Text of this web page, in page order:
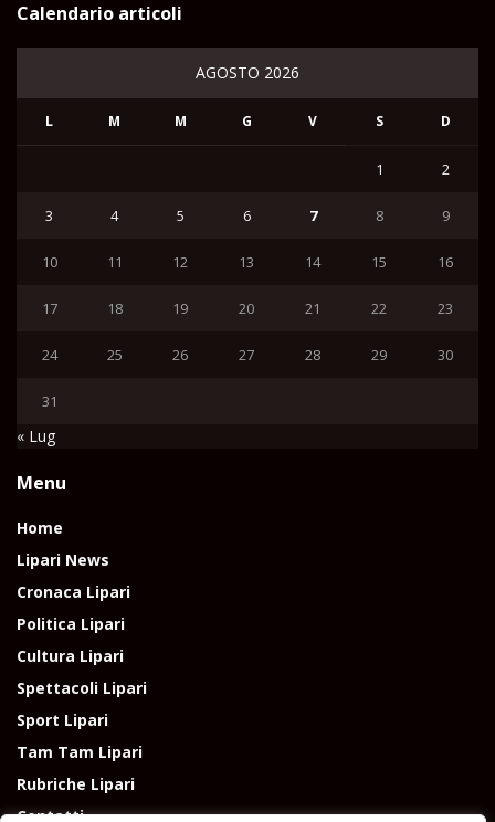
Calendario articoli
AGOSTO 2026
L M M G V S D
1 2
3 4 5 6 7 8 9
10 11 12 13 14 15 16
17 18 19 20 21 22 23
24 25 26 27 28 29 30
31
« Lug
Menu
Home
Lipari News
Cronaca Lipari
Politica Lipari
Cultura Lipari
Spettacoli Lipari
Sport Lipari
Tam Tam Lipari
Rubriche Lipari
Contatti